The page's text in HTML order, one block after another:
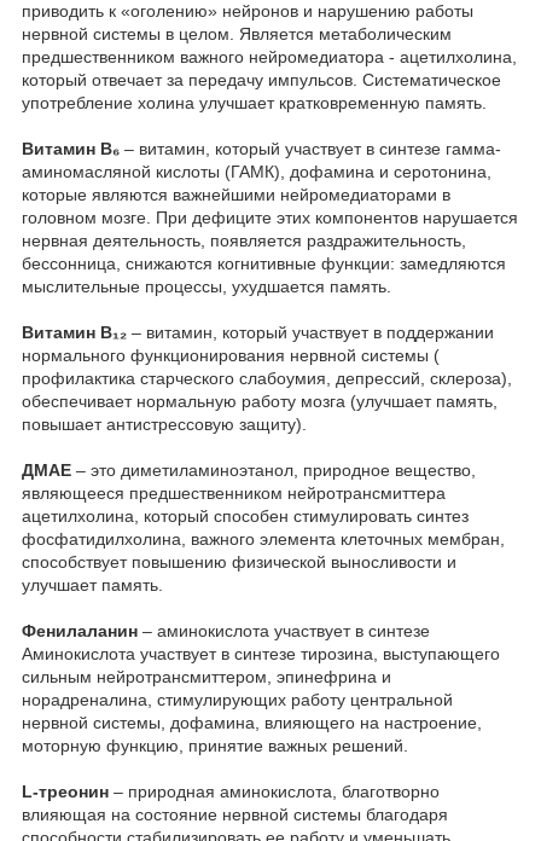
приводить к «оголению» нейронов и нарушению работы
нервной системы в целом. Является метаболическим
предшественником важного нейромедиатора - ацетилхолина,
который отвечает за передачу импульсов. Систематическое
употребление холина улучшает кратковременную память.
Витамин B₆ – витамин, который участвует в синтезе гамма-
аминомасляной кислоты (ГАМК), дофамина и серотонина,
которые являются важнейшими нейромедиаторами в
головном мозге. При дефиците этих компонентов нарушается
нервная деятельность, появляется раздражительность,
бессонница, снижаются когнитивные функции: замедляются
мыслительные процессы, ухудшается память.
Витамин B₁₂ – витамин, который участвует в поддержании
нормального функционирования нервной системы (
профилактика старческого слабоумия, депрессий, склероза),
обеспечивает нормальную работу мозга (улучшает память,
повышает антистрессовую защиту).
ДМАЕ – это диметиламиноэтанол, природное вещество,
являющееся предшественником нейротрансмиттера
ацетилхолина, который способен стимулировать синтез
фосфатидилхолина, важного элемента клеточных мембран,
способствует повышению физической выносливости и
улучшает память.
Фенилаланин – аминокислота участвует в синтезе
Аминокислота участвует в синтезе тирозина, выступающего
сильным нейротрансмиттером, эпинефрина и
норадреналина, стимулирующих работу центральной
нервной системы, дофамина, влияющего на настроение,
моторную функцию, принятие важных решений.
L-треонин – природная аминокислота, благотворно
влияющая на состояние нервной системы благодаря